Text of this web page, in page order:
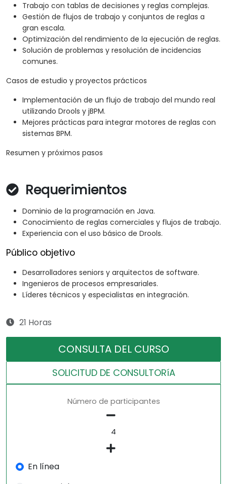
Trabajo con tablas de decisiones y reglas complejas.
Gestión de flujos de trabajo y conjuntos de reglas a
gran escala.
Optimización del rendimiento de la ejecución de reglas.
Solución de problemas y resolución de incidencias
comunes.
Casos de estudio y proyectos prácticos
Implementación de un flujo de trabajo del mundo real
utilizando Drools y jBPM.
Mejores prácticas para integrar motores de reglas con
sistemas BPM.
Resumen y próximos pasos
Requerimientos
Dominio de la programación en Java.
Conocimiento de reglas comerciales y flujos de trabajo.
Experiencia con el uso básico de Drools.
Público objetivo
Desarrolladores seniors y arquitectos de software.
Ingenieros de procesos empresariales.
Líderes técnicos y especialistas en integración.
21 Horas
CONSULTA DEL CURSO
SOLICITUD DE CONSULTORíA
Número de participantes
En línea